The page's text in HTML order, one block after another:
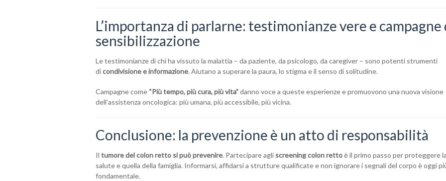
L’importanza di parlarne: testimonianze vere e campagne
sensibilizzazione
Le testimonianze di chi ha vissuto la malattia – da paziente, da psicologo, da caregiver – sono potenti strumenti
dicondivisione e informazione. Aiutano a superare la paura, lo stigma e il senso di solitudine.
Campagne come “Più tempo, più cura, più vita”danno voce a queste esperienze e promuovono una nuova visione
dell’assistenza oncologica: più umana, più accessibile, più vicina.
Conclusione: la prevenzione è un atto di responsabilità
Il tumore del colon retto si può prevenire. Partecipare agli screening colon rettoè il primo passo per proteggere
salute e quella della famiglia. Informarsi, affidarsi a strutture qualificate e non ignorare i segnali del corpo è oggi
fondamentale.